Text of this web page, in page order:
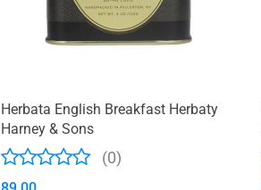
Herbata English Breakfast Herbaty
Harney & Sons
(0)